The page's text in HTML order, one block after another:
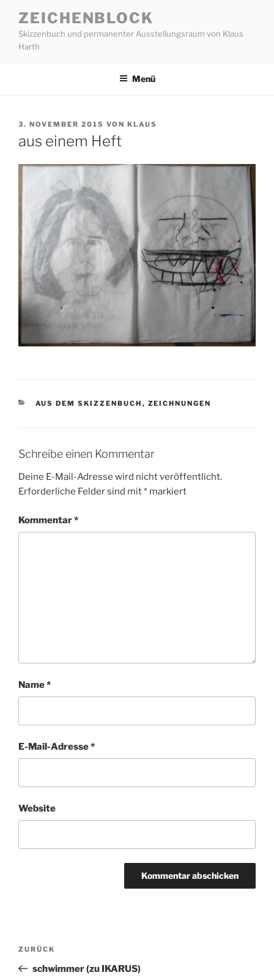
Inhalt
springen
ZEICHENBLOCK
Skizzenbuch und permanenter Ausstellungsraum von Klaus
Harth
Menü
VERÖFFENTLICHT
3. NOVEMBER 2015 VON KLAUS
aus einem Heft
KATEGORIEN
AUS DEM SKIZZENBUCH , ZEICHNUNGEN
Schreibe einen Kommentar
Deine E-Mail-Adresse wird nicht veröffentlicht.
Erforderliche Felder sind mit* markiert
Kommentar*
Name*
E-Mail-Adresse*
Website
Beitragsnavigation
Vorheriger
Beitrag
ZURÜCK
schwimmer (zu IKARUS)